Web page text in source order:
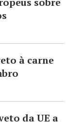
à carne
da UE a